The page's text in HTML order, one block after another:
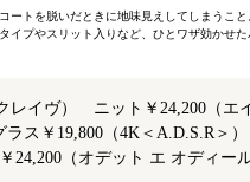
ートを脱いだときに地味見えしてしまうこ
イプやスリット入りなど、ひとワザ効かせ
レイヴ） ニット￥24,200（
ス￥19,800（4K＜A.D.S.R＞
￥24,200（オデット エ オディー